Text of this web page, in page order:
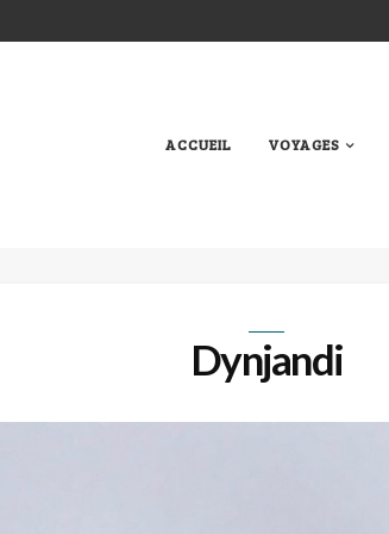
ACCUEIL VOYAGES
Dynjandi